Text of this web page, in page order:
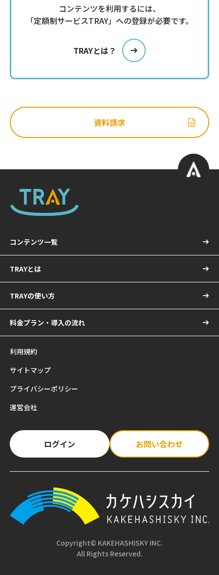
コンテンツを利用するには、
「定額制サービスTRAY」への登録が必要です。
TRAYとは？
資料請求
コンテンツ一覧
TRAYとは
TRAYの使い方
料金プラン・導入の流れ
利用規約
サイトマップ
プライバシーポリシー
運営会社
ログイン お問い合わせ
Copyright© KAKEHASHISKY INC.
All Rights Reserved.